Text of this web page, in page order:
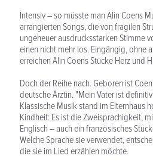
Intensiv – so müsste man Alin Coens
arrangierten Songs, die von fragilen
ungeheuer ausdrucksstarken Stimme
einen nicht mehr los. Eingängig, ohne
erreichen Alin Coens Stücke Herz und
Doch der Reihe nach. Geboren ist
deutsche Ärztin. "Mein Vater ist
Klassische Musik stand im Elternhaus
Kindheit: Es ist die Zweisprachigkeit,
Englisch – auch ein französisches
Welche Sprache sie verwendet,
die sie im Lied erzählen möchte.